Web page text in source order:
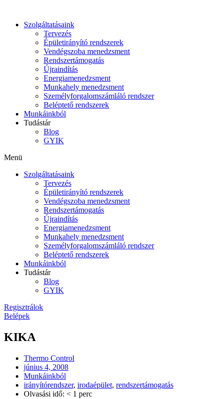
Szolgáltatásaink
Tervezés
Épületirányító rendszerek
Vendégszoba menedzsment
Rendszertámogatás
Újraindítás
Energiamenedzsment
Munkahely menedzsment
Személyforgalomszámláló rendszer
Beléptető rendszerek
Munkáinkból
Tudástár
Blog
GYIK
Menü
Szolgáltatásaink
Tervezés
Épületirányító rendszerek
Vendégszoba menedzsment
Rendszertámogatás
Újraindítás
Energiamenedzsment
Munkahely menedzsment
Személyforgalomszámláló rendszer
Beléptető rendszerek
Munkáinkból
Tudástár
Blog
GYIK
Regisztrálok
Belépek
KIKA
Thermo Control
június 4, 2008
Munkáinkból
irányítórendszer, irodaépület, rendszertámogatás
Olvasási idő: < 1 perc